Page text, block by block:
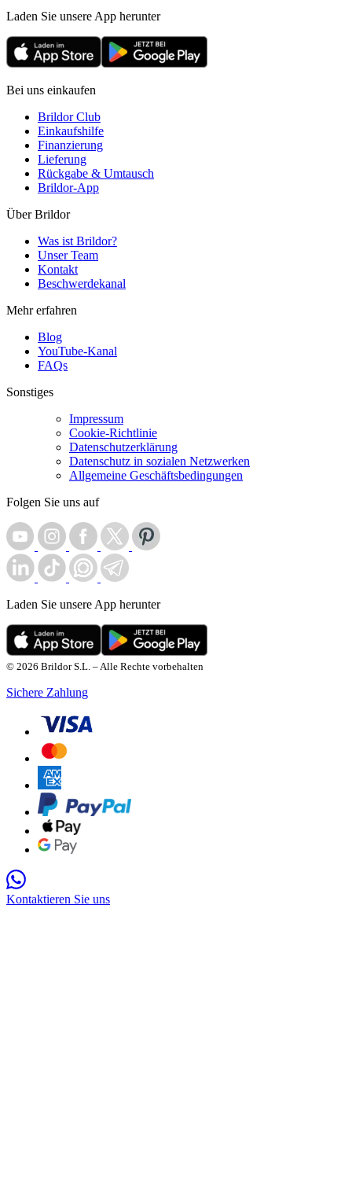
Laden Sie unsere App herunter
Bei uns einkaufen
Brildor Club
Einkaufshilfe
Finanzierung
Lieferung
Rückgabe & Umtausch
Brildor-App
Über Brildor
Was ist Brildor?
Unser Team
Kontakt
Beschwerdekanal
Mehr erfahren
Blog
YouTube-Kanal
FAQs
Sonstiges
Impressum
Cookie-Richtlinie
Datenschutzerklärung
Datenschutz in sozialen Netzwerken
Allgemeine Geschäftsbedingungen
Folgen Sie uns auf
Laden Sie unsere App herunter
© 2026 Brildor S.L. – Alle Rechte vorbehalten
Sichere Zahlung
Kontaktieren Sie uns